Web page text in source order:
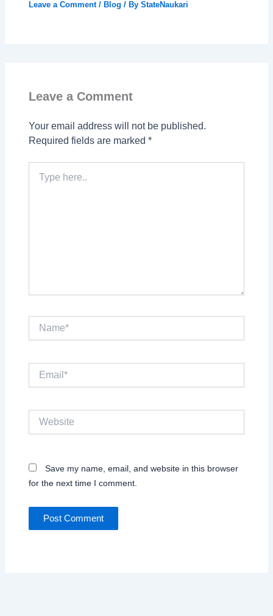
Leave a Comment / Blog / ByStateNaukari
Leave a Comment
Your email address will not be published.
Required fields are marked*
here..
Save my name, email, and website in this browser
for the next time I comment.